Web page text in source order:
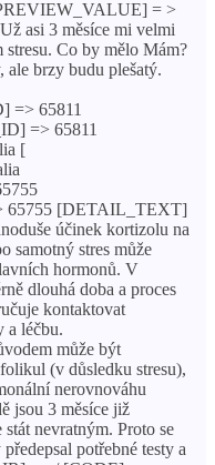
= >
asi 3 měsíce mi velmi
Co by mělo Mám?
ale brzy budu plešatý.
=> 65811
=> 65811
[
65755 [DETAIL_TEXT]
účinek kortizolu na
samotný stres může
hormonů. V
dlouhá doba a proces
kontaktovat
a léčbu.
může být
(v důsledku stresu),
nerovnováhu
jsou 3 měsíce již
stát nevratným. Proto se
potřebné testy a